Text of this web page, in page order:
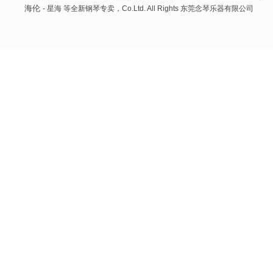
海伦 - 星海 等全新钢琴专卖， Co.Ltd. All Rights 东莞念琴乐器有限公司